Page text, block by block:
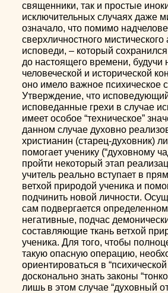
священники, так и простые
исключительных случаях даже
означало, что помимо
сверхличностного мистического
исповеди, – который
до настоящего времени, будучи
человеческой и исторической
оно имело важное психическое
Утверждение, что
исповеданные грехи в случае
имеет особое “техническое”
данном случае духовно
христианин (старец-духовник)
помогает ученику (“духовному
пройти некоторый этап
учитель реально вступает в
ветхой природой ученика и
подчинить новой личности.
сам подвергается
негативные, подчас
составляющие ткань ветхой
ученика. Для того, чтобы
такую опасную операцию,
ориентироваться в “психической
досконально знать законы
лишь в этом случае “духовный